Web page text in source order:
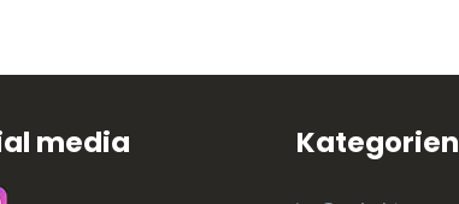
media Kategorien